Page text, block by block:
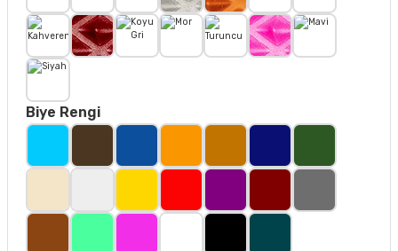
Biye Rengi